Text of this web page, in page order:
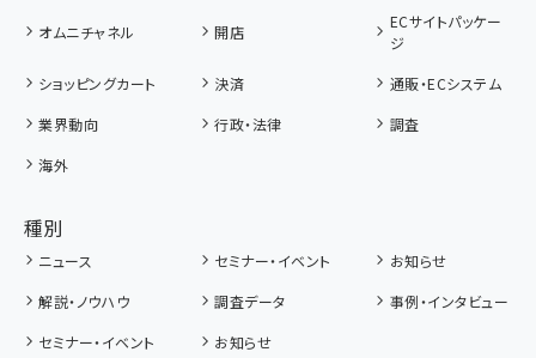
オムニチャネル 開店
ECサイトパッケー
ジ
ショッピングカート
決済
通販・ECシステム
業界動向
行政・法律
調査
海外
種別
ニュース セミナー・イベント
お知らせ
解説・ノウハウ
調査データ
事例・インタビュー
セミナー・イベント
お知らせ